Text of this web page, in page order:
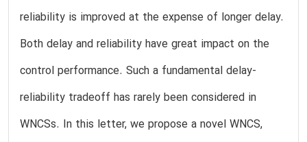
reliability is improved at the expense of longer delay.
Both delay and reliability have great impact on the
control performance. Such a fundamental delay-
reliability tradeoff has rarely been considered in
WNCSs. In this letter, we propose a novel WNCS,